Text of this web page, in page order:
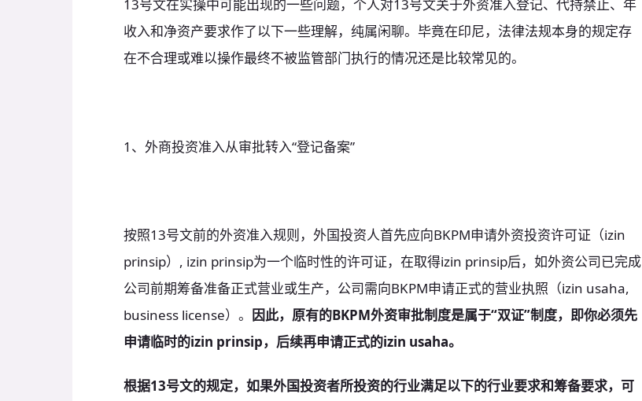
13号文在实操中可能出现的一些问题，个人对13号文关于外资准入登记、代持禁止、年
收入和净资产要求作了以下一些理解，纯属闲聊。毕竟在印尼，法律法规本身的规定存
在不合理或难以操作最终不被监管部门执行的情况还是比较常见的。
1、外商投资准入从审批转入“登记备案”
按照13号文前的外资准入规则，外国投资人首先应向BKPM申请外资投资许可证（izin
prinsip）, izin prinsip为一个临时性的许可证，在取得izin prinsip后，如外资公司已完成
公司前期筹备准备正式营业或生产，公司需向BKPM申请正式的营业执照（izin usaha,
business license）。 因此，原有的BKPM外资审批制度是属于“双证”制度，即你必须先
申请临时的izin prinsip，后续再申请正式的izin usaha。
根据13号文的规定，如果外国投资者所投资的行业满足以下的行业要求和筹备要求，可